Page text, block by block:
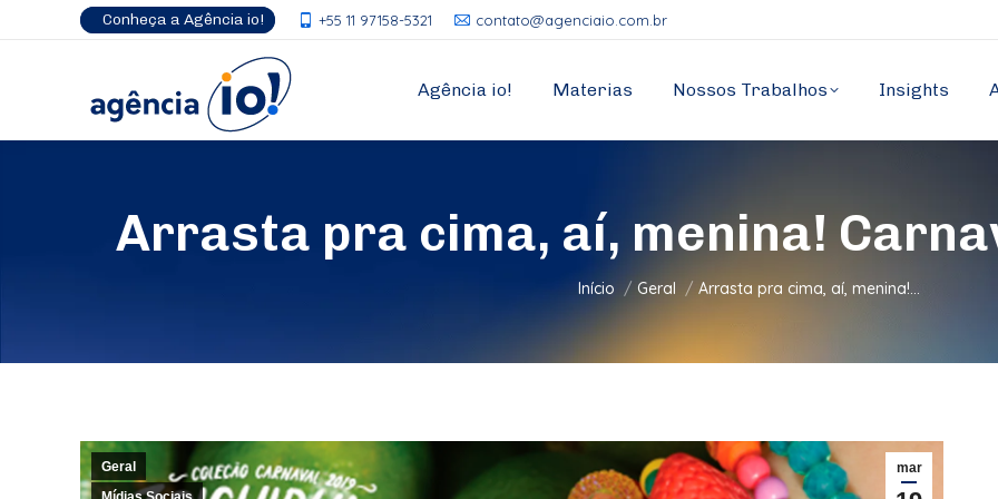
Conheça a Agência io! +55 11 97158-5321 contato@agenciaio.com.br
Agência io! Materias Nossos Trabalhos Insights
Arrasta pra cima, aí, menina!
Você está aqui:
Início Geral Arrasta pra cima, aí, menina!…
mar
Geral